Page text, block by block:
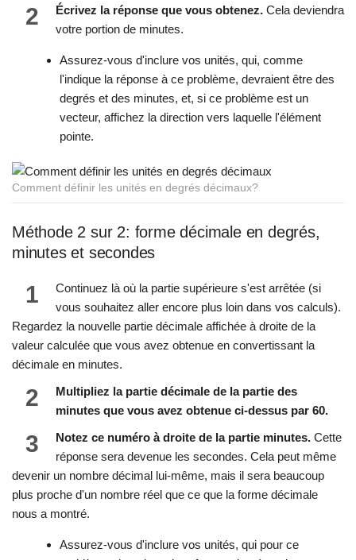
2 Écrivez la réponse que vous obtenez. Cela deviendra
votre portion de minutes.
Assurez-vous d'inclure vos unités, qui, comme
l'indique la réponse à ce problème, devraient être des
degrés et des minutes, et, si ce problème est un
vecteur, affichez la direction vers laquelle l'élément
pointe.
Comment définir les unités en degrés décimaux?
Méthode 2 sur 2: forme décimale en degrés,
minutes et secondes
1
Continuez là où la partie supérieure s'est arrêtée (si
vous souhaitez aller encore plus loin dans vos calculs).
Regardez la nouvelle partie décimale affichée à droite de la
valeur calculée que vous avez obtenue en convertissant la
décimale en minutes.
2
Multipliez la partie décimale de la partie des
minutes que vous avez obtenue ci-dessus par 60.
3 Notez ce numéro à droite de la partie minutes. Cette
réponse sera devenue les secondes. Cela peut même
devenir un nombre décimal lui-même, mais il sera beaucoup
plus proche d'un nombre réel que ce que la forme décimale
nous a montré.
Assurez-vous d'inclure vos unités, qui pour ce